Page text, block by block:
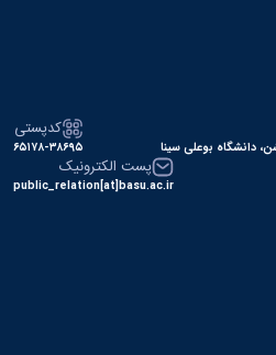
دانشگاه بوعلی سینا
کدپستی
۶۵۱۷۸-۳۸۶۹۵
پست الکترونیک
public_relation[at]basu.ac.ir